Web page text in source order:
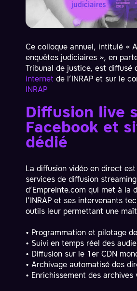
Ce colloque annuel, intitulé «
enquêtes judiciaires », en
Tribunal de justice, est diffusé
internet de l’INRAP et sur le
INRAP
Diffusion live
Facebook et
dédié
La diffusion vidéo en direct
services de diffusion streaming
d’Empreinte.com qui met à la
l’INRAP et ses intervenants
outils leur permettant une
• Programmation et pilotage
• Suivi en temps réel des
• Diffusion sur le 1er CDN
• Archivage automatisé des
• Enrichissement des archives